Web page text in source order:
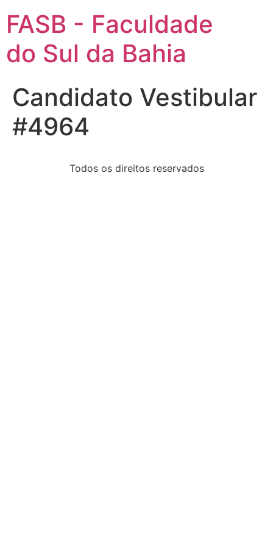
FASB - Faculdade
do Sul da Bahia
Candidato Vestibular
#4964
Todos os direitos reservados